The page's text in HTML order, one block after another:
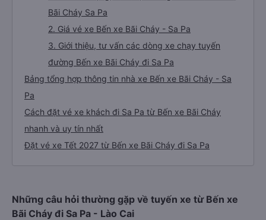
Bãi Cháy Sa Pa
2. Giá vé xe Bến xe Bãi Cháy - Sa Pa
3. Giới thiệu, tư vấn các dòng xe chạy tuyến
đường Bến xe Bãi Cháy đi Sa Pa
Bảng tổng hợp thông tin nhà xe Bến xe Bãi Cháy - Sa
Pa
Cách đặt vé xe khách đi Sa Pa từ Bến xe Bãi Cháy
nhanh và uy tín nhất
Đặt vé xe Tết 2027 từ Bến xe Bãi Cháy đi Sa Pa
Những câu hỏi thường gặp về tuyến xe từ Bến xe
Bãi Cháy đi Sa Pa - Lào Cai